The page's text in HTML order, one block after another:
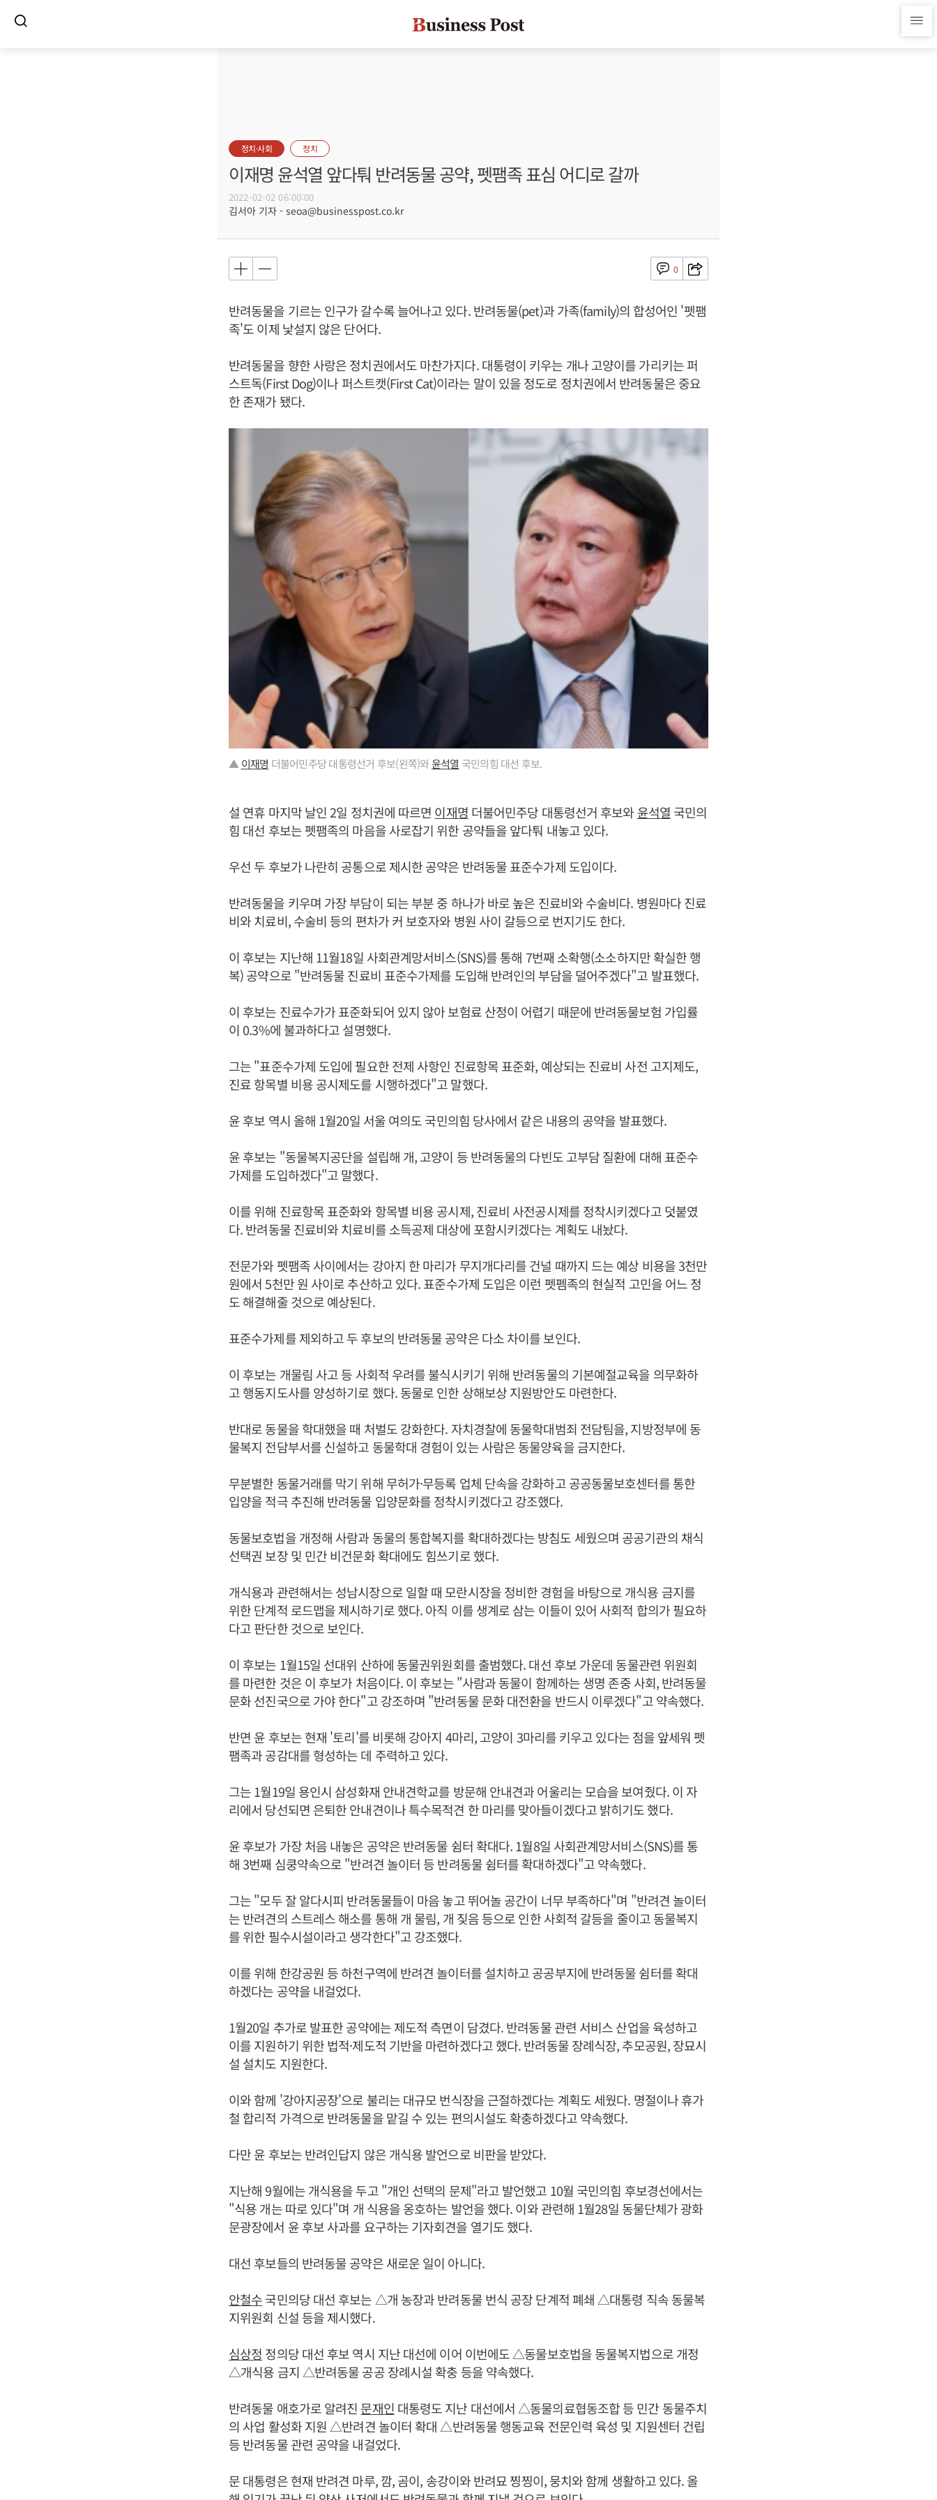
정치·사회 정치
이재명 윤석열 앞다퉈 반려동물 공약, 펫팸족 표심 어디로 갈까
2022-02-02 06:00:00
김서아 기자 - seoa@businesspost.co.kr
0
반려동물을 기르는 인구가 갈수록 늘어나고 있다. 반려동물(pet)과 가족(family)의 합성어인 '펫팸
족'도 이제 낯설지 않은 단어다.
반려동물을 향한 사랑은 정치권에서도 마찬가지다. 대통령이 키우는 개나 고양이를 가리키는 퍼
스트독(First Dog)이나 퍼스트캣(First Cat)이라는 말이 있을 정도로 정치권에서 반려동물은 중요
한 존재가 됐다.
▲ 이재명 더불어민주당 대통령선거 후보(왼쪽)와윤석열 국민의힘 대선 후보.
설 연휴 마지막 날인 2일 정치권에 따르면 이재명 더불어민주당 대통령선거 후보와 윤석열 국민의
힘 대선 후보는 펫팸족의 마음을 사로잡기 위한 공약들을 앞다퉈 내놓고 있다.
우선 두 후보가 나란히 공통으로 제시한 공약은 반려동물 표준수가제 도입이다.
반려동물을 키우며 가장 부담이 되는 부분 중 하나가 바로 높은 진료비와 수술비다. 병원마다 진료
비와 치료비, 수술비 등의 편차가 커 보호자와 병원 사이 갈등으로 번지기도 한다.
이 후보는 지난해 11월18일 사회관계망서비스(SNS)를 통해 7번째 소확행(소소하지만 확실한 행
복) 공약으로 "반려동물 진료비 표준수가제를 도입해 반려인의 부담을 덜어주겠다"고 발표했다.
이 후보는 진료수가가 표준화되어 있지 않아 보험료 산정이 어렵기 때문에 반려동물보험 가입률
이 0.3%에 불과하다고 설명했다.
그는 "표준수가제 도입에 필요한 전제 사항인 진료항목 표준화, 예상되는 진료비 사전 고지제도,
진료 항목별 비용 공시제도를 시행하겠다"고 말했다.
윤 후보 역시 올해 1월20일 서울 여의도 국민의힘 당사에서 같은 내용의 공약을 발표했다.
윤 후보는 "동물복지공단을 설립해 개, 고양이 등 반려동물의 다빈도 고부담 질환에 대해 표준수
가제를 도입하겠다"고 말했다.
이를 위해 진료항목 표준화와 항목별 비용 공시제, 진료비 사전공시제를 정착시키겠다고 덧붙였
다. 반려동물 진료비와 치료비를 소득공제 대상에 포함시키겠다는 계획도 내놨다.
전문가와 펫팸족 사이에서는 강아지 한 마리가 무지개다리를 건널 때까지 드는 예상 비용을 3천만
원에서 5천만 원 사이로 추산하고 있다. 표준수가제 도입은 이런 펫펨족의 현실적 고민을 어느 정
도 해결해줄 것으로 예상된다.
표준수가제를 제외하고 두 후보의 반려동물 공약은 다소 차이를 보인다.
이 후보는 개물림 사고 등 사회적 우려를 불식시키기 위해 반려동물의 기본예절교육을 의무화하
고 행동지도사를 양성하기로 했다. 동물로 인한 상해보상 지원방안도 마련한다.
반대로 동물을 학대했을 때 처벌도 강화한다. 자치경찰에 동물학대범죄 전담팀을, 지방정부에 동
물복지 전담부서를 신설하고 동물학대 경험이 있는 사람은 동물양육을 금지한다.
무분별한 동물거래를 막기 위해 무허가·무등록 업체 단속을 강화하고 공공동물보호센터를 통한
입양을 적극 추진해 반려동물 입양문화를 정착시키겠다고 강조했다.
동물보호법을 개정해 사람과 동물의 통합복지를 확대하겠다는 방침도 세웠으며 공공기관의 채식
선택권 보장 및 민간 비건문화 확대에도 힘쓰기로 했다.
개식용과 관련해서는 성남시장으로 일할 때 모란시장을 정비한 경험을 바탕으로 개식용 금지를
위한 단계적 로드맵을 제시하기로 했다. 아직 이를 생계로 삼는 이들이 있어 사회적 합의가 필요하
다고 판단한 것으로 보인다.
이 후보는 1월15일 선대위 산하에 동물권위원회를 출범했다. 대선 후보 가운데 동물관련 위원회
를 마련한 것은 이 후보가 처음이다. 이 후보는 "사람과 동물이 함께하는 생명 존중 사회, 반려동물
문화 선진국으로 가야 한다"고 강조하며 "반려동물 문화 대전환을 반드시 이루겠다"고 약속했다.
반면 윤 후보는 현재 '토리'를 비롯해 강아지 4마리, 고양이 3마리를 키우고 있다는 점을 앞세워 펫
팸족과 공감대를 형성하는 데 주력하고 있다.
그는 1월19일 용인시 삼성화재 안내견학교를 방문해 안내견과 어울리는 모습을 보여줬다. 이 자
리에서 당선되면 은퇴한 안내견이나 특수목적견 한 마리를 맞아들이겠다고 밝히기도 했다.
윤 후보가 가장 처음 내놓은 공약은 반려동물 쉼터 확대다. 1월8일 사회관계망서비스(SNS)를 통
해 3번째 심쿵약속으로 "반려견 놀이터 등 반려동물 쉼터를 확대하겠다"고 약속했다.
그는 "모두 잘 알다시피 반려동물들이 마음 놓고 뛰어놀 공간이 너무 부족하다"며 "반려견 놀이터
는 반려견의 스트레스 해소를 통해 개 물림, 개 짖음 등으로 인한 사회적 갈등을 줄이고 동물복지
를 위한 필수시설이라고 생각한다"고 강조했다.
이를 위해 한강공원 등 하천구역에 반려견 놀이터를 설치하고 공공부지에 반려동물 쉼터를 확대
하겠다는 공약을 내걸었다.
1월20일 추가로 발표한 공약에는 제도적 측면이 담겼다. 반려동물 관련 서비스 산업을 육성하고
이를 지원하기 위한 법적·제도적 기반을 마련하겠다고 했다. 반려동물 장례식장, 추모공원, 장묘시
설 설치도 지원한다.
이와 함께 '강아지공장'으로 불리는 대규모 번식장을 근절하겠다는 계획도 세웠다. 명절이나 휴가
철 합리적 가격으로 반려동물을 맡길 수 있는 편의시설도 확충하겠다고 약속했다.
다만 윤 후보는 반려인답지 않은 개식용 발언으로 비판을 받았다.
지난해 9월에는 개식용을 두고 "개인 선택의 문제"라고 발언했고 10월 국민의힘 후보경선에서는
"식용 개는 따로 있다"며 개 식용을 옹호하는 발언을 했다. 이와 관련해 1월28일 동물단체가 광화
문광장에서 윤 후보 사과를 요구하는 기자회견을 열기도 했다.
대선 후보들의 반려동물 공약은 새로운 일이 아니다.
안철수국민의당 대선 후보는 △개 농장과 반려동물 번식 공장 단계적 폐쇄 △대통령 직속 동물복
지위원회 신설 등을 제시했다.
심상정 정의당 대선 후보 역시 지난 대선에 이어 이번에도 △동물보호법을 동물복지법으로 개정
△개식용 금지 △반려동물 공공 장례시설 확충 등을 약속했다.
반려동물 애호가로 알려진 문재인 대통령도 지난 대선에서 △동물의료협동조합 등 민간 동물주치
의 사업 활성화 지원 △반려견 놀이터 확대 △반려동물 행동교육 전문인력 육성 및 지원센터 건립
등 반려동물 관련 공약을 내걸었다.
문 대통령은 현재 반려견 마루, 깜, 곰이, 송강이와 반려묘 찡찡이, 뭉치와 함께 생활하고 있다. 올